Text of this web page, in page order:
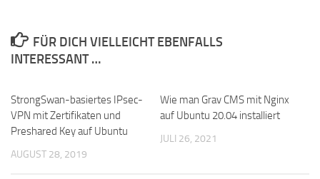
FÜR DICH VIELLEICHT EBENFALLS
INTERESSANT …
StrongSwan-basiertes IPsec-
VPN mit Zertifikaten und
Preshared Key auf Ubuntu
AUGUST 28, 2019
Wie man Grav CMS mit Nginx
auf Ubuntu 20.04 installiert
JULI 26, 2021